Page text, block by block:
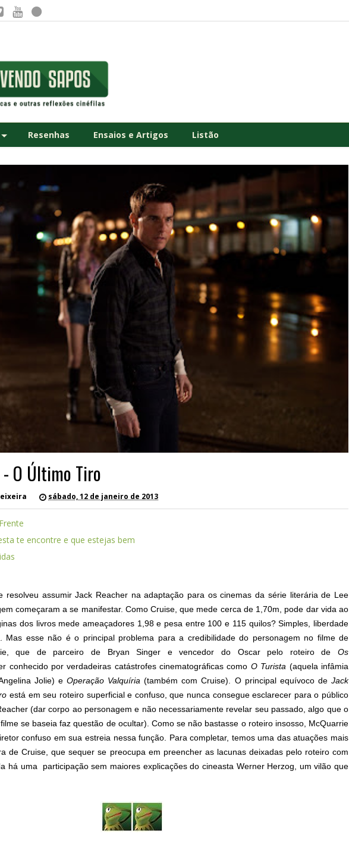
Resenhas Ensaios e Artigos Listão
- O Último Tiro
sábado, 12 de janeiro de 2013
te encontre e que estejas bem
resolveu assumir Jack Reacher na adaptação para os cinemas da série literária de Lee
começaram a se manifestar. Como Cruise, que mede cerca de 1,70m, pode dar vida ao
dos livros mede ameaçadores 1,98 e pesa entre 100 e 115 quilos? Simples, liberdade
Mas esse não é o principal problema para a credibilidade do personagem no filme de
que de parceiro de Bryan Singer e vencedor do Oscar pelo roteiro de Os
conhecido por verdadeiras catástrofes cinematográficas como O Turista (aquela infâmia
Jolie) e Operação Valquíria(também com Cruise). O principal equívoco de Jack
está em seu roteiro superficial e confuso, que nunca consegue esclarecer para o público
(dar corpo ao personagem e não necessariamente revelar seu passado, algo que o
se baseia faz questão de ocultar). Como se não bastasse o roteiro insosso, McQuarrie
confuso em sua estreia nessa função. Para completar, temos uma das atuações mais
de Cruise, que sequer se preocupa em preencher as lacunas deixadas pelo roteiro com
há uma participação sem maiores explicações do cineasta Werner Herzog, um vilão que